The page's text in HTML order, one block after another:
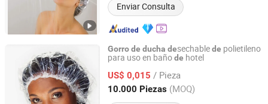
Enviar Consulta
Gorrode ducha desechablede polietileno
para uso en bañode hotel
US$ 0,015 / Pieza
10.000 Piezas (MOQ)
Anhui Guohong Industrial and Trading Co., Ltd.
Anhui, China Desde 2015